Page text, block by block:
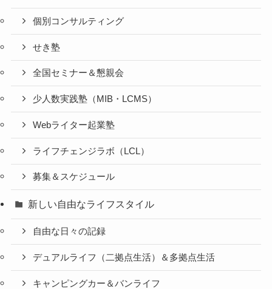
個別コンサルティング
せき塾
全国セミナー＆懇親会
少人数実践塾（MIB・LCMS）
Webライター起業塾
ライフチェンジラボ（LCL）
募集＆スケジュール
新しい自由なライフスタイル
自由な日々の記録
デュアルライフ（二拠点生活）＆多拠点生活
キャンピングカー＆バンライフ